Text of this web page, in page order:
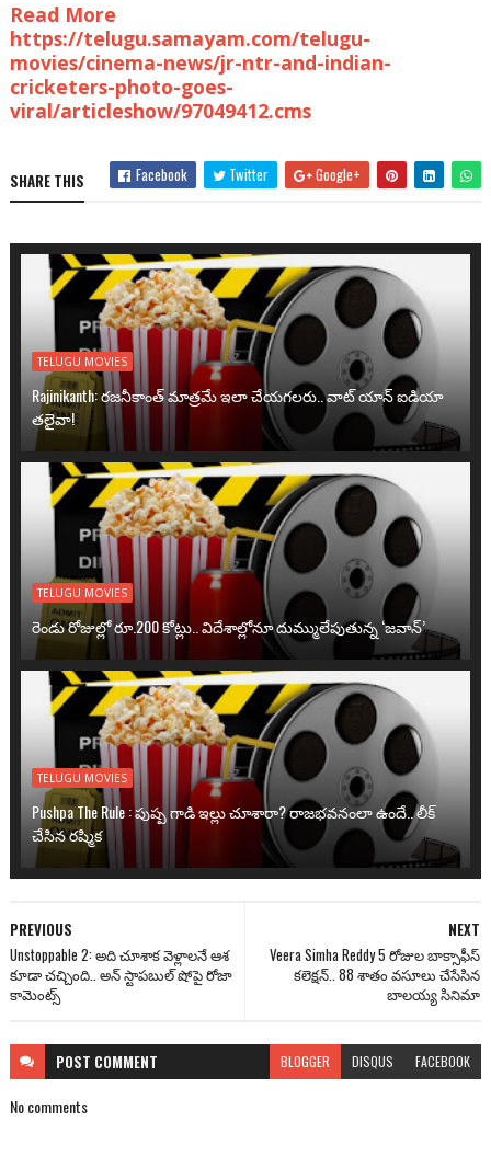
Read More
https://telugu.samayam.com/telugu-
movies/cinema-news/jr-ntr-and-indian-
cricketers-photo-goes-
viral/articleshow/97049412.cms
SHARE THIS Facebook Twitter Google+
TELUGU MOVIES
Rajinikanth: రజనీకాంత్ మాత్రమే ఇలా చేయగలరు.. వాట్ యాన్ ఐడియా
తలైవా!
TELUGU MOVIES
రెండు రోజుల్లో రూ.200 కోట్లు.. విదేశాల్లోనూ దుమ్ములేపుతున్న ‘జవాన్’
TELUGU MOVIES
Pushpa The Rule : పుష్ప గాడి ఇల్లు చూశారా? రాజభవనంలా ఉందే.. లీక్
చేసిన రష్మిక
NEXT
Veera Simha Reddy 5 రోజుల బాక్సాఫీస్
కలెక్షన్.. 88 శాతం వసూలు చేసేసిన
బాలయ్య సినిమా
PREVIOUS
Unstoppable 2: అది చూశాక వెళ్లాలనే ఆశ
కూడా చచ్చింది.. అన్ స్టాపబుల్ షోపై రోజా
కామెంట్స్
POST COMMENT BLOGGER DISQUS FACEBOOK
No comments